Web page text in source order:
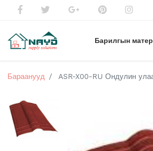
Барилгын
Бараанууд ASR-X00-RU Ондулин